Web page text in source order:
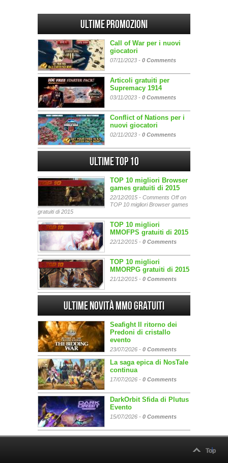
Ultime promozioni
Call of War per i nuovi
giocatori
07/11/2023 - 0 Comments
Articoli gratuiti per
Supremacy 1914
03/11/2023 - 0 Comments
Conflict of Nations per i
nuovi giocatori
02/11/2023 - 0 Comments
Ultime Top 10
TOP 10 migliori Browser
games gratuiti di 2015
22/12/2015 - Comments Offon
TOP 10 migliori Browser games
gratuiti di 2015
TOP 10 migliori
MMOFPS gratuiti di 2015
22/12/2015 - 0 Comments
TOP 10 migliori
MMORPG gratuiti di 2015
21/12/2015 - 0 Comments
Ultime Novità MMO gratuiti
Seafight Il ritorno dei
Predoni di cristallo
evento
23/07/2026 - 0 Comments
La saga epica di NosTale
continua
17/07/2026 - 0 Comments
DarkOrbit Sfida di Plutus
Evento
15/07/2026 - 0 Comments
Top